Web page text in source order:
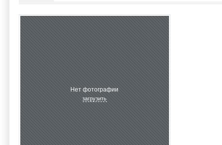
Нет фотографии
загрузить